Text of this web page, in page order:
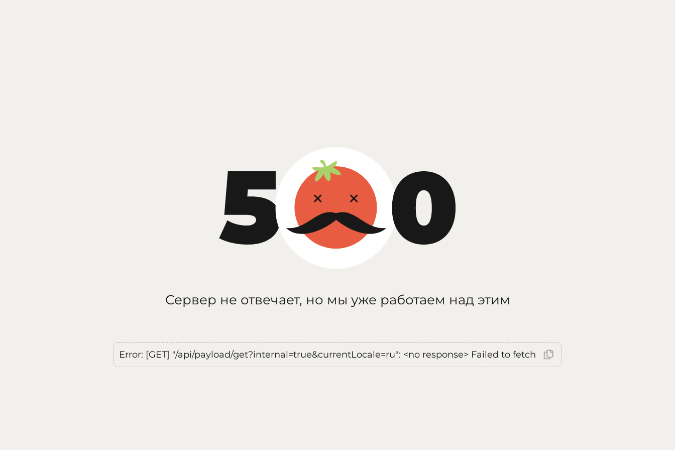
Сервер не отвечает, но мы уже работаем над этим
Error: [GET] "/api/payload/get?internal=true&currentLocale=ru": <no response> Failed to fetch